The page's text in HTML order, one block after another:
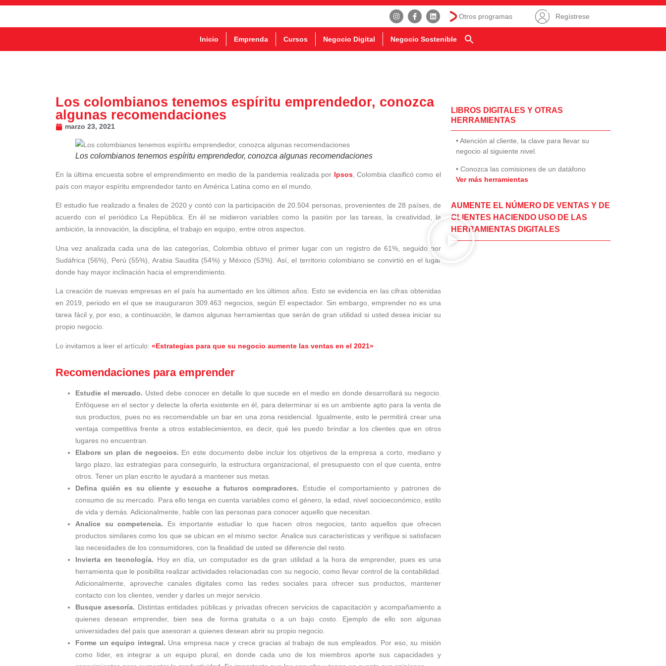
Otros programas Regístrese
Inicio Emprenda Cursos Negocio Digital Negocio Sostenible
Los colombianos tenemos espíritu emprendedor, conozca
algunas recomendaciones
marzo 23, 2021
Los colombianos tenemos espíritu emprendedor, conozca algunas recomendaciones
En la última encuesta sobre el emprendimiento en medio de la pandemia realizada por Ipsos, Colombia clasificó como el
país con mayor espíritu emprendedor tanto en América Latina como en el mundo.
El estudio fue realizado a finales de 2020 y contó con la participación de 20.504 personas, provenientes de 28 países, de
acuerdo con el periódico La República. En él se midieron variables como la pasión por las tareas, la creatividad, la
ambición, la innovación, la disciplina, el trabajo en equipo, entre otros aspectos.
Una vez analizada cada una de las categorías, Colombia obtuvo el primer lugar con un registro de 61%, seguido por
Sudáfrica (56%), Perú (55%), Arabia Saudita (54%) y México (53%). Así, el territorio colombiano se convirtió en el lugar
donde hay mayor inclinación hacia el emprendimiento.
La creación de nuevas empresas en el país ha aumentado en los últimos años. Esto se evidencia en las cifras obtenidas
en 2019, periodo en el que se inauguraron 309.463 negocios, según El espectador. Sin embargo, emprender no es una
tarea fácil y, por eso, a continuación, le damos algunas herramientas que serán de gran utilidad si usted desea iniciar su
propio negocio.
Lo invitamos a leer el artículo: «Estrategias para que su negocio aumente las ventas en el 2021»
Recomendaciones para emprender
Estudie el mercado. Usted debe conocer en detalle lo que sucede en el medio en donde desarrollará su negocio.
Enfóquese en el sector y detecte la oferta existente en él, para determinar si es un ambiente apto para la venta de
sus productos, pues no es recomendable un bar en una zona residencial. Igualmente, esto le permitirá crear una
ventaja competitiva frente a otros establecimientos, es decir, qué les puedo brindar a los clientes que en otros
lugares no encuentran.
Elabore un plan de negocios. En este documento debe incluir los objetivos de la empresa a corto, mediano y
largo plazo, las estrategias para conseguirlo, la estructura organizacional, el presupuesto con el que cuenta, entre
otros. Tener un plan escrito le ayudará a mantener sus metas.
Defina quién es su cliente y escuche a futuros compradores. Estudie el comportamiento y patrones de
consumo de su mercado. Para ello tenga en cuenta variables como el género, la edad, nivel socioeconómico, estilo
de vida y demás. Adicionalmente, hable con las personas para conocer aquello que necesitan.
Analice su competencia. Es importante estudiar lo que hacen otros negocios, tanto aquellos que ofrecen
productos similares como los que se ubican en el mismo sector. Analice sus características y verifique si satisfacen
las necesidades de los consumidores, con la finalidad de usted se diferencie del resto.
Invierta en tecnología. Hoy en día, un computador es de gran utilidad a la hora de emprender, pues es una
herramienta que le posibilita realizar actividades relacionadas con su negocio, como llevar control de la contabilidad.
Adicionalmente, aproveche canales digitales como las redes sociales para ofrecer sus productos, mantener
contacto con los clientes, vender y darles un mejor servicio.
Busque asesoría. Distintas entidades públicas y privadas ofrecen servicios de capacitación y acompañamiento a
quienes desean emprender, bien sea de forma gratuita o a un bajo costo. Ejemplo de ello son algunas
universidades del país que asesoran a quienes desean abrir su propio negocio.
Forme un equipo integral. Una empresa nace y crece gracias al trabajo de sus empleados. Por eso, su misión
como líder, es integrar a un equipo plural, en donde cada uno de los miembros aporte sus capacidades y
LIBROS DIGITALES Y OTRAS
HERRAMIENTAS
• Atención al cliente, la clave para llevar su
negocio al siguiente nivel.
• Conozca las comisiones de un datáfono
Ver más herramientas
AUMENTE EL NÚMERO DE VENTAS Y DE
CLIENTES HACIENDO USO DE LAS
HERRAMIENTAS DIGITALES